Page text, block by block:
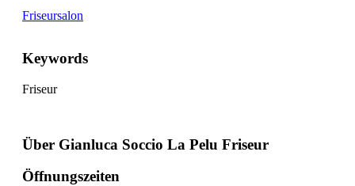
Friseursalon
Keywords
Friseur
Über Gianluca Soccio La Pelu Friseur
Öffnungszeiten